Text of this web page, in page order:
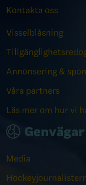
Kontakta oss
Visselblåsning
Annonsering &
Våra partners
Läs mer om hur vi
Genvägar
Media